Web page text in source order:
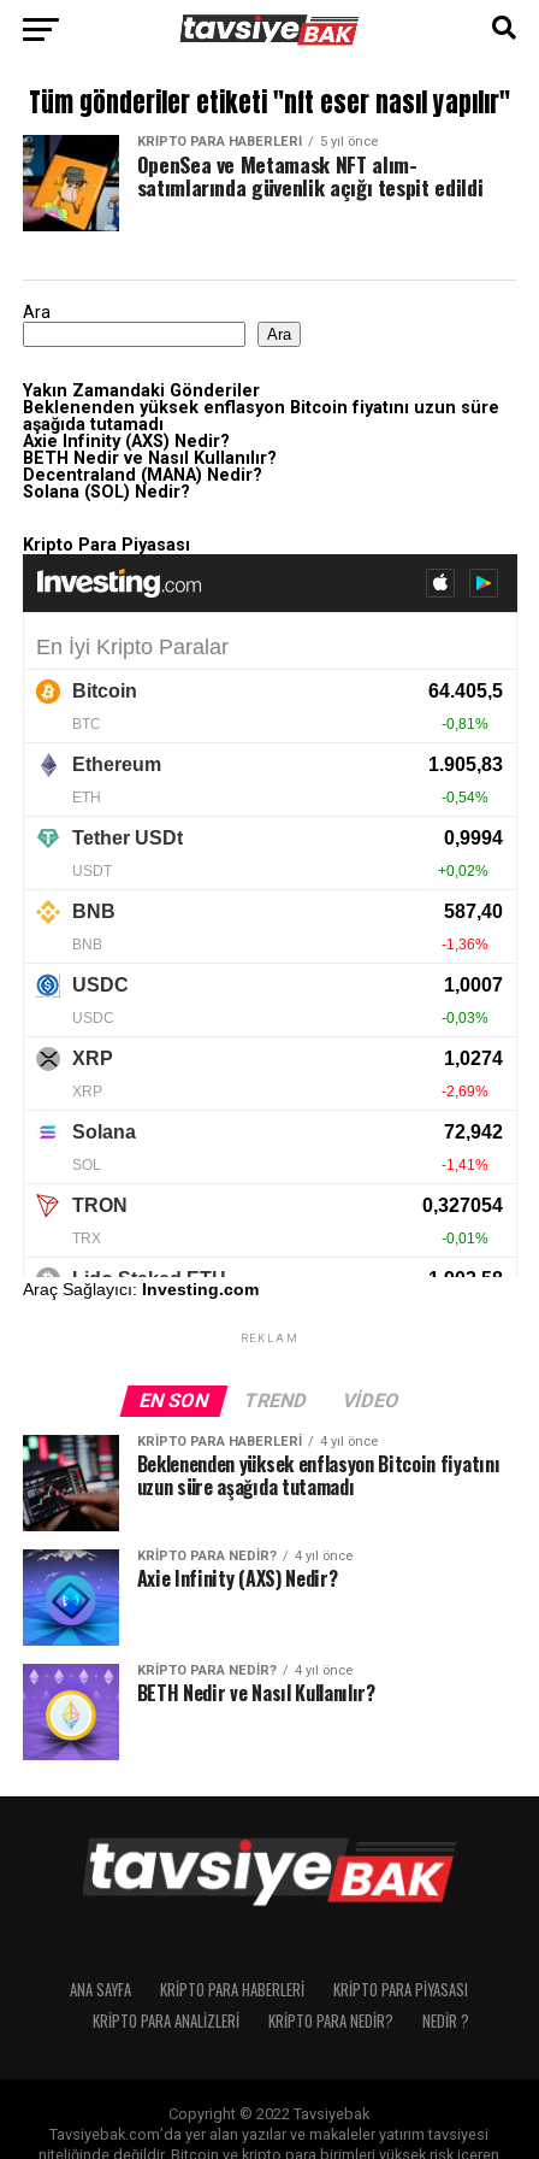
Tüm gönderiler etiketi "nft eser nasıl yapılır"
KRIPTO PARA HABERLERI 5 yıl önce
OpenSea ve Metamask NFT alım-
satımlarında güvenlik açığı tespit edildi
Ara
Ara
Yakın Zamandaki Gönderiler
Beklenenden yüksek enflasyon Bitcoin fiyatını uzun süre
aşağıda tutamadı
Axie Infinity (AXS) Nedir?
BETH Nedir ve Nasıl Kullanılır?
Decentraland (MANA) Nedir?
Solana (SOL) Nedir?
Kripto Para Piyasası
Araç Sağlayıcı: Investing.com
REKLAM
EN SON TREND VIDEO
KRIPTO PARA HABERLERI 4 yıl önce
Beklenenden yüksek enflasyon Bitcoin fiyatını
uzun süre aşağıda tutamadı
KRIPTO PARA NEDIR? 4 yıl önce
Axie Infinity (AXS) Nedir?
KRIPTO PARA NEDIR? 4 yıl önce
BETH Nedir ve Nasıl Kullanılır?
ANA SAYFA KRIPTO PARA HABERLERI
KRIPTO PARA PIYASASI
KRIPTO PARA ANALIZLERI
KRIPTO PARA NEDIR? NEDIR ?
Copyright © 2022 Tavsiyebak
Tavsiyebak.com’da yer alan yazılar ve makaleler yatırım tavsiyesi
niteliğinde değildir. Bitcoin ve kripto para birimleri yüksek risk içeren